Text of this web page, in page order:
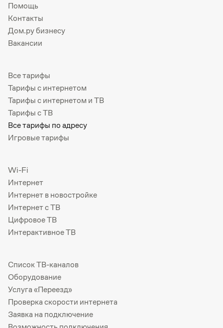
Помощь
Контакты
Дом.ру бизнесу
Вакансии
Все тарифы
Тарифы с интернетом
Тарифы с интернетом и ТВ
Тарифы с ТВ
Все тарифы по адресу
Игровые тарифы
Wi-Fi
Интернет
Интернет в новостройке
Интернет с ТВ
Цифровое ТВ
Интерактивное ТВ
Список ТВ-каналов
Оборудование
Услуга «Переезд»
Проверка скорости интернета
Заявка на подключение